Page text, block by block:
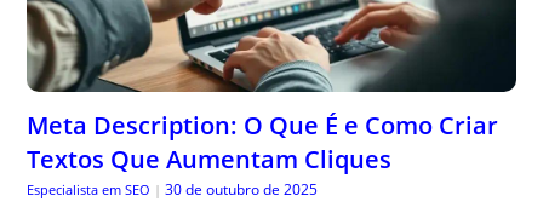
Meta Description: O Que É e Como Criar
Textos Que Aumentam Cliques
Especialista em SEO | 30 de outubro de 2025